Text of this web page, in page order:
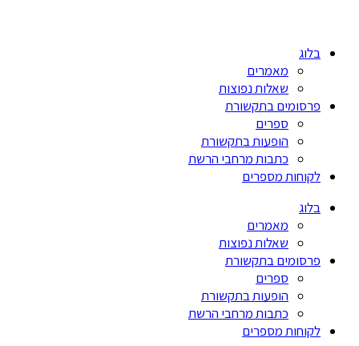
בלוג
מאמרים
שאלות נפוצות
פרסומים בתקשורת
ספרים
הופעות בתקשורת
כתבות מרחבי הרשת
לקוחות מספרים
בלוג
מאמרים
שאלות נפוצות
פרסומים בתקשורת
ספרים
הופעות בתקשורת
כתבות מרחבי הרשת
לקוחות מספרים